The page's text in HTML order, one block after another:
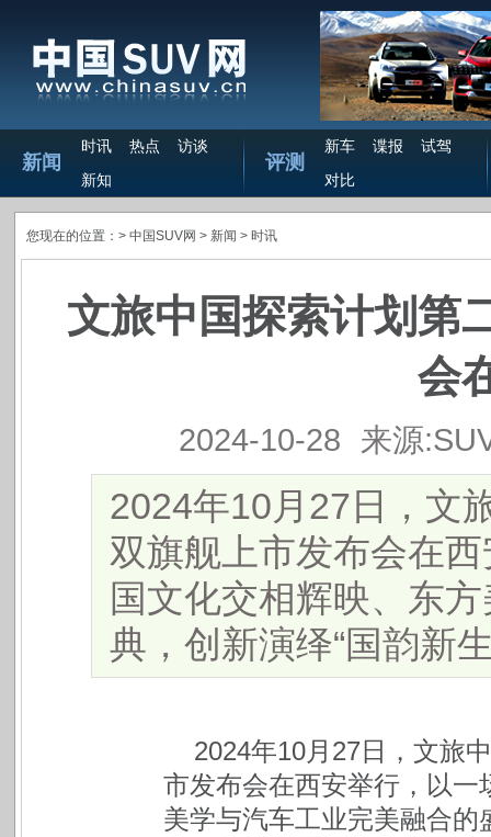
新闻
时讯 热点
访谈
新知
评测
新车 谍报
试驾
对比
您现在的位置：> 中国SUV网 > 新闻 > 时讯
文旅中国探索计划第
会
2024-10-28 来源
2024年10月27日，文
双旗舰上市发布会在
国文化交相辉映、东
典，创新演绎“国韵新
2024年10月27日，文旅
市发布会在西安举行，以
美学与汽车工业完美融合的